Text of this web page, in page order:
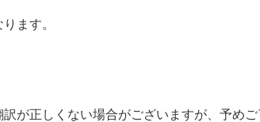
ます。
が正しくない場合がございますが、予めご